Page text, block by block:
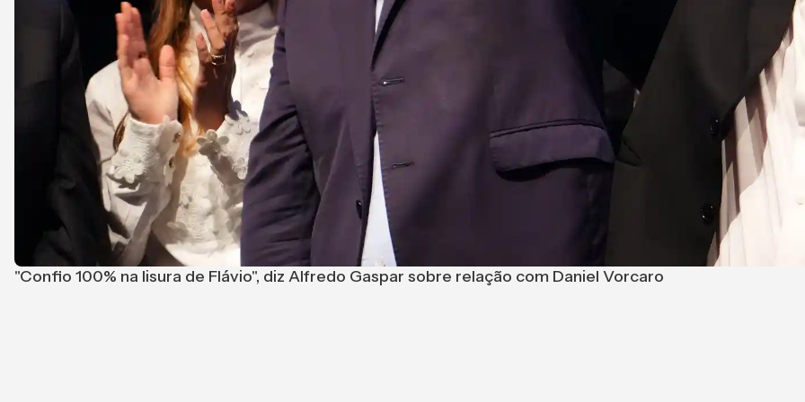
"Confio 100% na lisura de Flávio", diz Alfredo Gaspar sobre relação com Daniel Vorcaro